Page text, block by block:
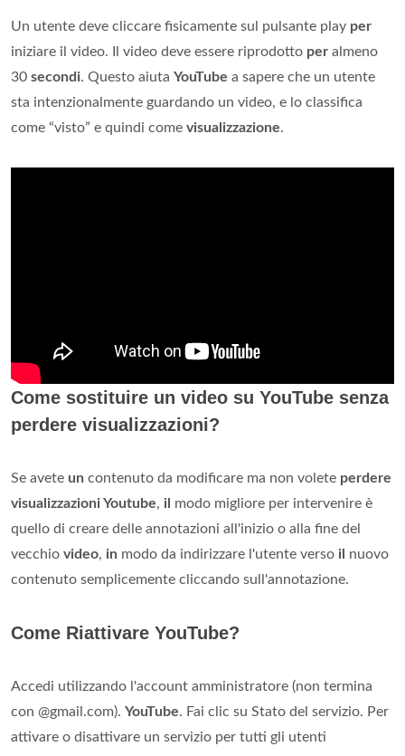
Un utente deve cliccare fisicamente sul pulsante play per
iniziare il video. Il video deve essere riprodotto per almeno
30 secondi. Questo aiuta YouTube a sapere che un utente
sta intenzionalmente guardando un video, e lo classifica
come “visto” e quindi come visualizzazione.
Come sostituire un video su YouTube senza
perdere visualizzazioni?
Se avete un contenuto da modificare ma non volete perdere
visualizzazioni Youtube, il modo migliore per intervenire è
quello di creare delle annotazioni all'inizio o alla fine del
vecchio video, in modo da indirizzare l'utente verso il nuovo
contenuto semplicemente cliccando sull'annotazione.
Come Riattivare YouTube?
Accedi utilizzando l'account amministratore (non termina
con @gmail.com). YouTube. Fai clic su Stato del servizio. Per
attivare o disattivare un servizio per tutti gli utenti